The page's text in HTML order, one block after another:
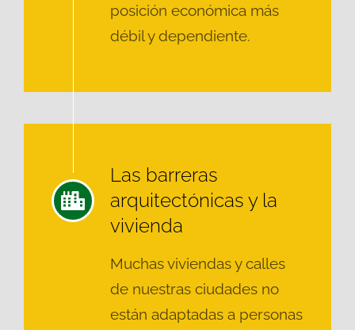
posición económica más
débil y dependiente.
Las barreras
arquitectónicas y la
vivienda
Muchas viviendas y calles
de nuestras ciudades no
están adaptadas a personas